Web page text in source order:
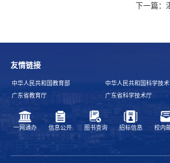
下一篇：
友情链接
中华人民共和国教育部
中华人民共和国科学技
广东省教育厅
广东省科学技术厅
一网通办 信息公开 图书查询 招标信息 校内